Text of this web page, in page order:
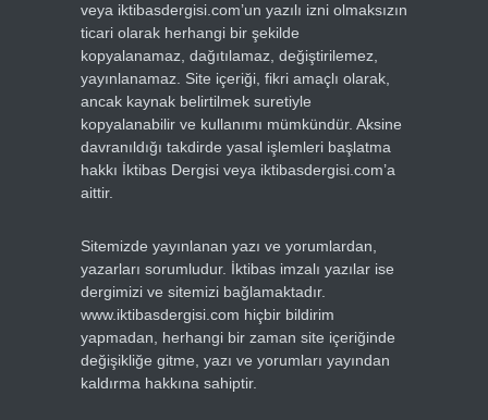
veya iktibasdergisi.com’un yazılı izni olmaksızın
ticari olarak herhangi bir şekilde
kopyalanamaz, dağıtılamaz, değiştirilemez,
yayınlanamaz. Site içeriği, fikri amaçlı olarak,
ancak kaynak belirtilmek suretiyle
kopyalanabilir ve kullanımı mümkündür. Aksine
davranıldığı takdirde yasal işlemleri başlatma
hakkı İktibas Dergisi veya iktibasdergisi.com’a
aittir.
Sitemizde yayınlanan yazı ve yorumlardan,
yazarları sorumludur. İktibas imzalı yazılar ise
dergimizi ve sitemizi bağlamaktadır.
www.iktibasdergisi.com hiçbir bildirim
yapmadan, herhangi bir zaman site içeriğinde
değişikliğe gitme, yazı ve yorumları yayından
kaldırma hakkına sahiptir.